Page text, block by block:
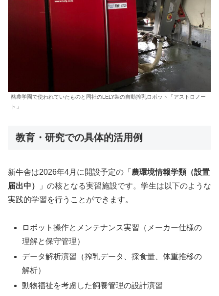
酪農学園で使われていたものと同社のLELY製の自動搾乳ロボット「アストロノー
ト」
教育・研究での具体的活用例
新牛舎は2026年4月に開設予定の「 農環境情報学類（設置
届出中）
」の核となる実習施設です。学生は以下のような
実践的学習を行うことができます。
ロボット操作とメンテナンス実習（メーカー仕様の
理解と保守管理）
データ解析演習（搾乳データ、採食量、体重推移の
解析）
動物福祉を考慮した飼養管理の設計演習